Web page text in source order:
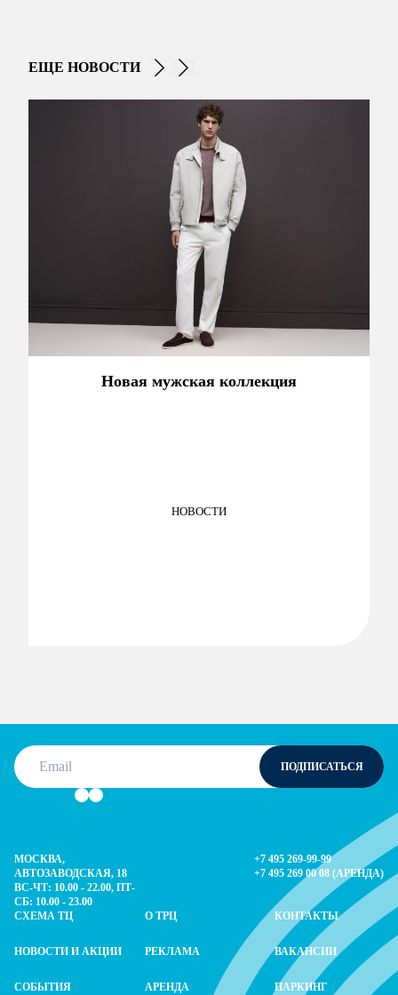
ЕЩЕ НОВОСТИ
Новая мужская коллекция
НОВОСТИ
Email
This is your email to subscribe for news
ПОДПИСАТЬСЯ
МОСКВА,
АВТОЗАВОДСКАЯ, 18
ВС-ЧТ: 10.00 - 22.00, ПТ-
СБ: 10.00 - 23.00
СХЕМА ТЦ
О ТРЦ КОНТАКТЫ
НОВОСТИ И АКЦИИ РЕКЛАМА ВАКАНСИИ
СОБЫТИЯ АРЕНДА ПАРКИНГ
+7 495 269-99-99
+7 495 269 00 08 (АРЕНДА)